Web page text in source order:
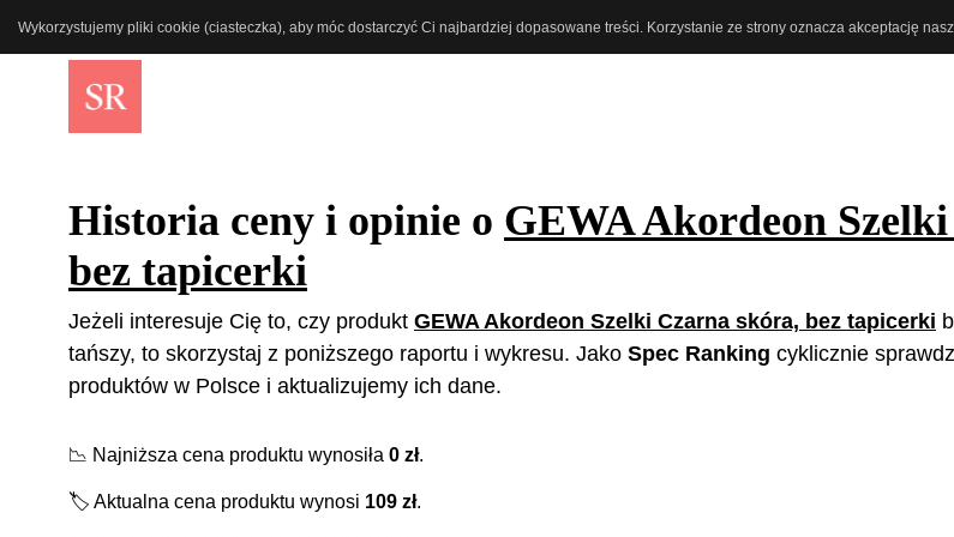
Wykorzystujemy pliki cookie (ciasteczka), aby móc dostarczyć Ci najbardziej dopasowane treści. Korzystanie ze strony oznacza akceptację
Historia ceny i opinie o GEWA Akordeon
bez tapicerki
Jeżeli interesuje Cię to, czy produkt GEWA Akordeon Szelki Czarna skóra, bez tapicerki
tańszy, to skorzystaj z poniższego raportu i wykresu. Jako Spec Ranking cyklicznie
produktów w Polsce i aktualizujemy ich dane.
📉 Najniższa cena produktu wynosiła 0 zł.
🏷️ Aktualna cena produktu wynosi 109 zł.